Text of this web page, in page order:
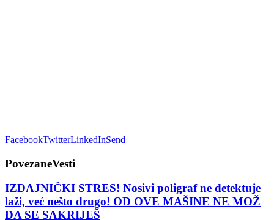
FacebookTwitterLinkedInSend
PovezaneVesti
IZDAJNIČKI STRES! Nosivi poligraf ne detektuje
laži, već nešto drugo! OD OVE MAŠINE NE MOŽ
DA SE SAKRIJEŠ